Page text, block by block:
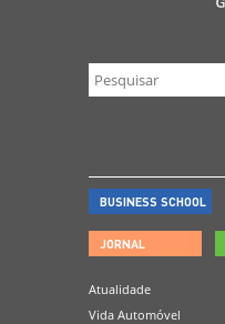
BUSINESS SCHOOL
JORNAL
Atualidade
Vida Automóvel